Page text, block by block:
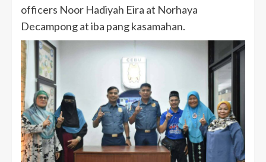
officers Noor Hadiyah Eira at Norhaya
Decampong at iba pang kasamahan.